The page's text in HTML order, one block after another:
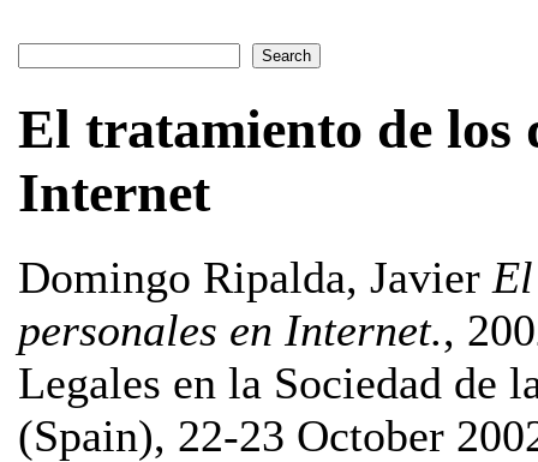
El tratamiento de los
Internet
Domingo Ripalda, Javier
personales en Internet.,
Legales en la Sociedad de
(Spain), 22-23 October